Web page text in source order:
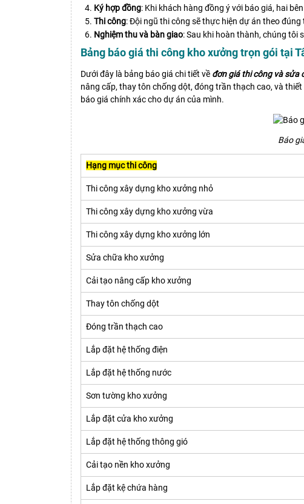
Ký hợp đồng: Khi khách hàng đồng ý với báo giá, hai
Thi công: Đội ngũ thi công sẽ thực hiện dự án theo
Nghiệm thu và bàn giao: Sau khi hoàn thành, chúng tôi
Bảng báo giá thi công kho xưởng trọn gói tại
Dưới đây là bảng báo giá chi tiết về đơn giá thi công và sửa
nâng cấp, thay tôn chống dột, đóng trần thạch cao, và
báo giá chính xác cho dự án của mình.
Báo
Hạng mục thi công
Thi công xây dựng kho xưởng nhỏ
Thi công xây dựng kho xưởng vừa
Thi công xây dựng kho xưởng lớn
Sửa chữa kho xưởng
Cải tạo nâng cấp kho xưởng
Thay tôn chống dột
Đóng trần thạch cao
Lắp đặt hệ thống điện
Lắp đặt hệ thống nước
Sơn tường kho xưởng
Lắp đặt cửa kho xưởng
Lắp đặt hệ thống thông gió
Cải tạo nền kho xưởng
Lắp đặt kệ chứa hàng